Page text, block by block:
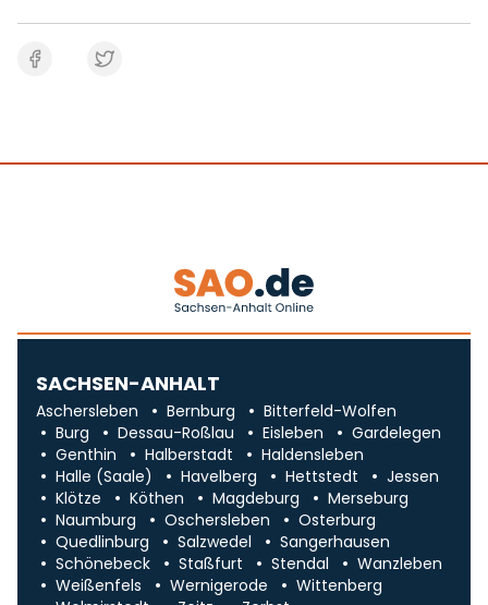
SACHSEN-ANHALT
Aschersleben Bernburg
Bitterfeld-Wolfen
Burg
Dessau-Roßlau Eisleben
Gardelegen
Genthin
Halberstadt
Haldensleben
Halle (Saale)
Havelberg Hettstedt
Jessen
Klötze
Köthen Magdeburg
Merseburg
Naumburg
Oschersleben
Osterburg
Quedlinburg
Salzwedel
Sangerhausen
Schönebeck
Staßfurt Stendal
Wanzleben
Weißenfels
Wernigerode
Wittenberg